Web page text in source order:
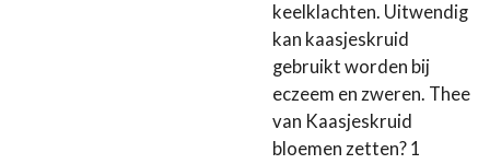
keelklachten. Uitwendig
kan kaasjeskruid
gebruikt worden bij
eczeem en zweren. Thee
van Kaasjeskruid
bloemen zetten? 1